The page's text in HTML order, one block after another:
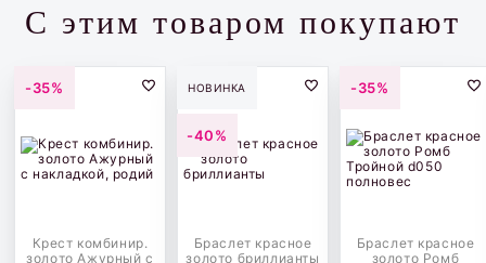
С этим товаром покупают
-35%
Крест комбинир.
золото Ажурный с
НОВИНКА
-40%
Браслет красное
золото бриллианты
-35%
Браслет красное
золото Ромб